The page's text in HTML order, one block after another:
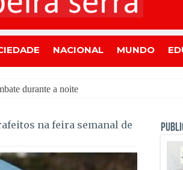
NACIONAL MUNDO
na feira semanal de